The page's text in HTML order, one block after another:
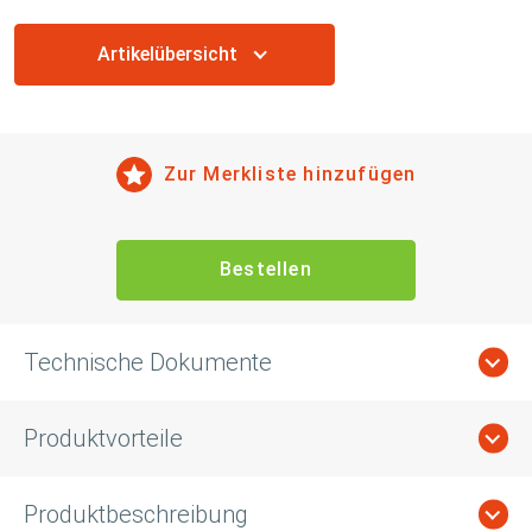
Artikelübersicht
Zur Merkliste hinzufügen
Bestellen
Technische Dokumente
Produktvorteile
Produktbeschreibung